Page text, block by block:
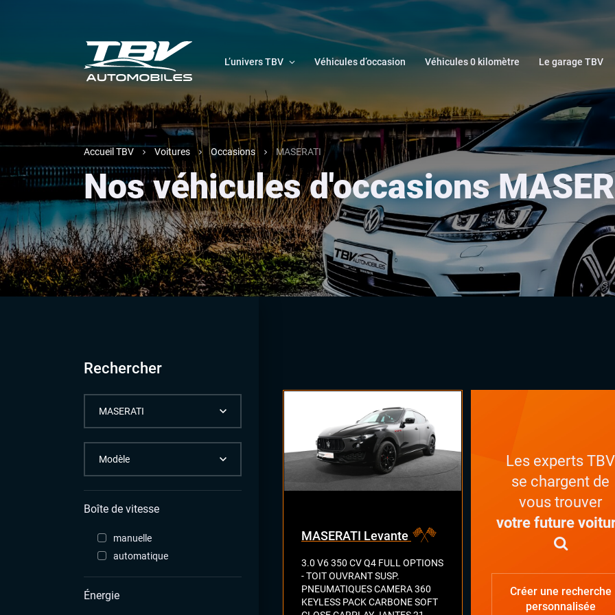
L’univers TBV Véhicules d’occasion Véhicules 0 kilomètre Le garage TBV
Accueil TBV Voitures Occasions MASERATI
Nos véhicules d'occasions
Rechercher
Boîte de vitesse
manuelle
automatique
Énergie
MASERATI Levante
3.0 V6 350 CV Q4 FULL OPTIONS
- TOIT OUVRANT SUSP.
PNEUMATIQUES CAMERA 360
KEYLESS PACK CARBONE SOFT
Les experts TBV
se chargent de
vous trouver
votre future
Créer une recherche
personnalisée